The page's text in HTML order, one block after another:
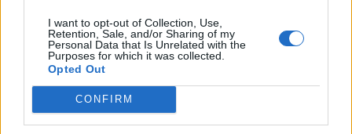
I want to opt-out of Collection, Use,
Retention, Sale, and/or Sharing of my
Personal Data that Is Unrelated with the
Purposes for which it was collected.
Opted Out
CONFIRM